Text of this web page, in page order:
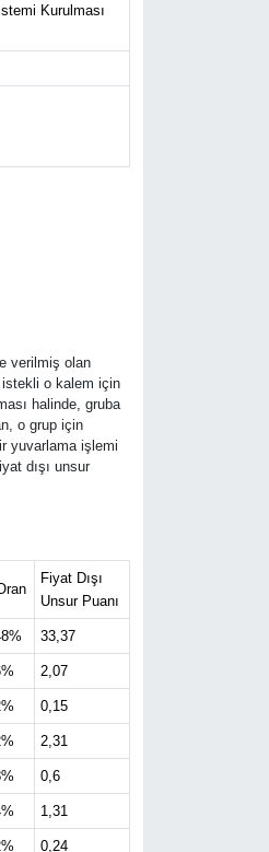
Kurulması
verilmiş olan
istekli o kalem için
halinde, gruba
o grup için
yuvarlama işlemi
dışı unsur
Fiyat Dışı
Unsur Puanı
33,37
2,07
0,15
2,31
0,6
1,31
0,24